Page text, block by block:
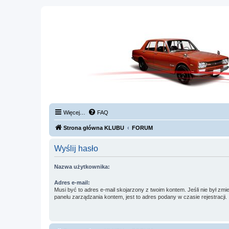
Więcej… FAQ
Strona główna KLUBU FORUM
Wyślij hasło
Nazwa użytkownika:
Adres e-mail:
Musi być to adres e-mail skojarzony z twoim kontem. Jeśli nie był
panelu zarządzania kontem, jest to adres podany w czasie rejestracji.